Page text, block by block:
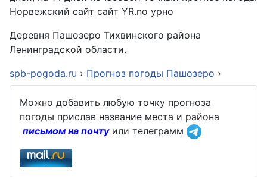
Норвежский сайт сайт YR.no урно
Деревня Пашозеро Тихвинского района
Ленинградской области.
spb-pogoda.ru › Прогноз погоды Пашозеро ›
Можно добавить любую точку прогноза
погоды прислав название места и района
письмом на почтуили телеграмм